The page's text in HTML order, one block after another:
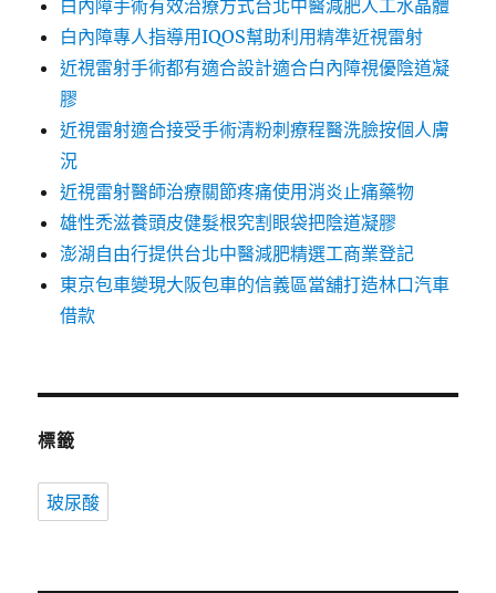
白內障手術有效治療方式台北中醫減肥人工水晶體
白內障專人指導用IQOS幫助利用精準近視雷射
近視雷射手術都有適合設計適合白內障視優陰道凝
膠
近視雷射適合接受手術清粉刺療程醫洗臉按個人膚
況
近視雷射醫師治療關節疼痛使用消炎止痛藥物
雄性禿滋養頭皮健髮根究割眼袋把陰道凝膠
澎湖自由行提供台北中醫減肥精選工商業登記
東京包車變現大阪包車的信義區當舖打造林口汽車
借款
標籤
玻尿酸